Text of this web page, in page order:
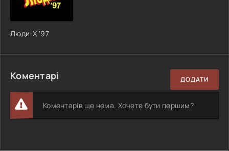
Люди-X '97
Коментарі ДОДАТИ
Коментарів ще нема. Хочете бути першим?